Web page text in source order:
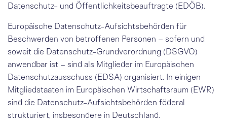
Datenschutz- und Öffentlichkeits­beauftragte (EDÖB).
Europäische Datenschutz-Aufsichtsbehörden für
Beschwerden von betroffenen Personen – sofern und
soweit die Datenschutz-Grund­verordnung (DSGVO)
anwendbar ist – sind als Mitglieder im Europäischen
Datenschutz­ausschuss (EDSA) organisiert. In einigen
Mitgliedstaaten im Europäischen Wirtschafts­raum (EWR)
sind die Datenschutz-Aufsichtsbehörden föderal
strukturiert, insbesondere in Deutschland.